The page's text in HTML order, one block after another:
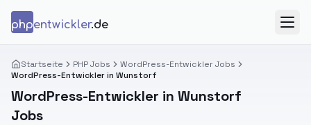
phpentwickler.de
Startseite PHP Jobs
WordPress-Entwickler Jobs
WordPress-Entwickler in Wunstorf
WordPress-Entwickler in Wunstorf
Jobs